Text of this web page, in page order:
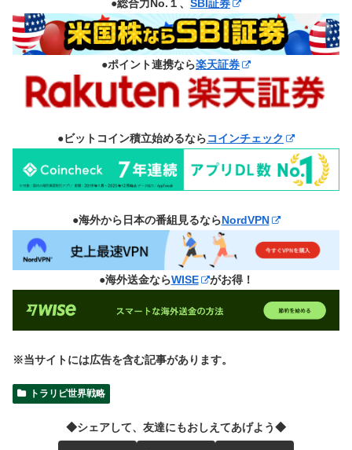
●総合力No.１、 SBI証券
●ポイント連携なら楽天証券
●ビットコイン積立始めるならコインチェック
●海外から日本の番組見るならNordVPN
●海外送金ならWISE がお得！
※当サイトには広告を含む記事があります。
トラリピ世界戦略
◆シェアして、友達にもおしえてあげよう◆